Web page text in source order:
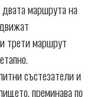
маршрута на
трети маршрут
състезатели и
преминава по